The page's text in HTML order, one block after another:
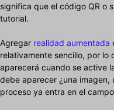
significa que el código QR o
tutorial.
Agregar realidad aumentada
relativamente sencillo, por lo
aparecerá cuando se active
debe aparecer ¿una
proceso ya entra en el